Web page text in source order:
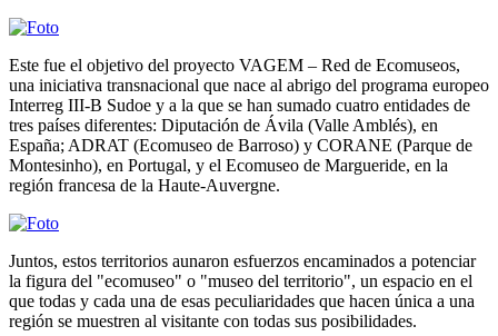
Este fue el objetivo del proyecto VAGEM – Red de Ecomuseos,
una iniciativa transnacional que nace al abrigo del programa europeo
Interreg III-B Sudoe y a la que se han sumado cuatro entidades de
tres países diferentes: Diputación de Ávila (Valle Amblés), en
España; ADRAT (Ecomuseo de Barroso) y CORANE (Parque de
Montesinho), en Portugal, y el Ecomuseo de Margueride, en la
región francesa de la Haute-Auvergne.
Juntos, estos territorios aunaron esfuerzos encaminados a potenciar
la figura del "ecomuseo" o "museo del territorio", un espacio en el
que todas y cada una de esas peculiaridades que hacen única a una
región se muestren al visitante con todas sus posibilidades.